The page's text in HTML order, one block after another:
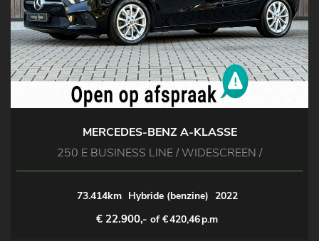
MERCEDES-BENZ A-KLASSE
250 E BUSINESS LINE / WIDESCREEN /
73.414km Hybride (benzine) 2022
€ 22.900,- of €420,46p.m